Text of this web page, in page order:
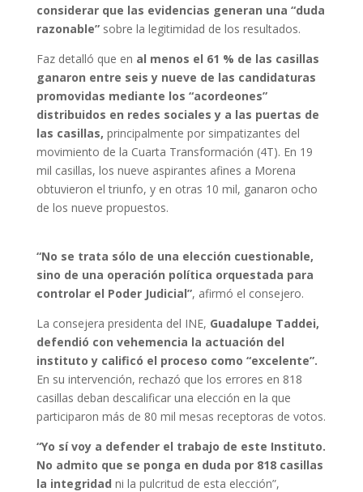
considerar que las evidencias generan una “duda
razonable” sobre la legitimidad de los resultados.
Faz detalló que en al menos el 61 % de las casillas
ganaron entre seis y nueve de las candidaturas
promovidas mediante los “acordeones”
distribuidos en redes sociales y a las puertas de
las casillas, principalmente por simpatizantes del
movimiento de la Cuarta Transformación (4T). En 19
mil casillas, los nueve aspirantes afines a Morena
obtuvieron el triunfo, y en otras 10 mil, ganaron ocho
de los nueve propuestos.
“No se trata sólo de una elección cuestionable,
sino de una operación política orquestada para
controlar el Poder Judicial”, afirmó el consejero.
La consejera presidenta del INE, Guadalupe Taddei,
defendió con vehemencia la actuación del
instituto y calificó el proceso como “excelente”.
En su intervención, rechazó que los errores en 818
casillas deban descalificar una elección en la que
participaron más de 80 mil mesas receptoras de votos.
“Yo sí voy a defender el trabajo de este Instituto.
No admito que se ponga en duda por 818 casillas
la integridad ni la pulcritud de esta elección”,